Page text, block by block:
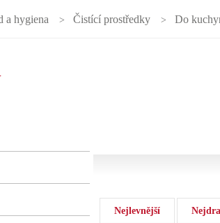
a hygiena Čistící prostředky Do
Nejlevnější